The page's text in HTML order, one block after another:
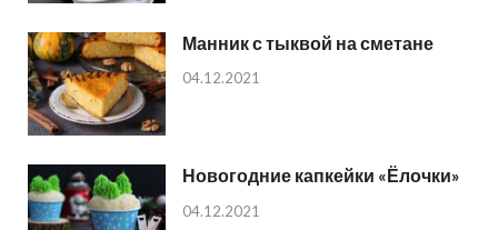
Манник с тыквой на сметане
04.12.2021
Новогодние капкейки «Ёлочки»
04.12.2021